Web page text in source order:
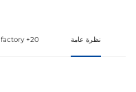
نظرة عامة 20+ Years Source factory